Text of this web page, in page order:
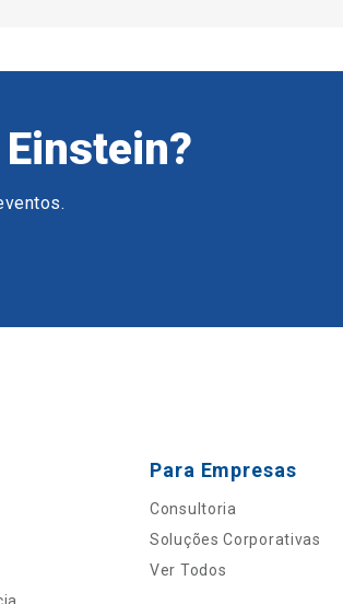
Para Empresas
Consultoria
Soluções Corporativas
Ver Todos